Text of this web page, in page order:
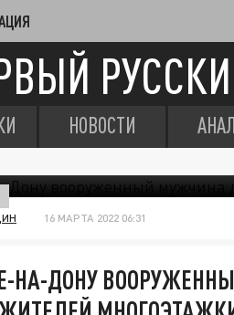
НОВОСТИ
16 МАРТА 2022 06:31
НА-ДОНУ